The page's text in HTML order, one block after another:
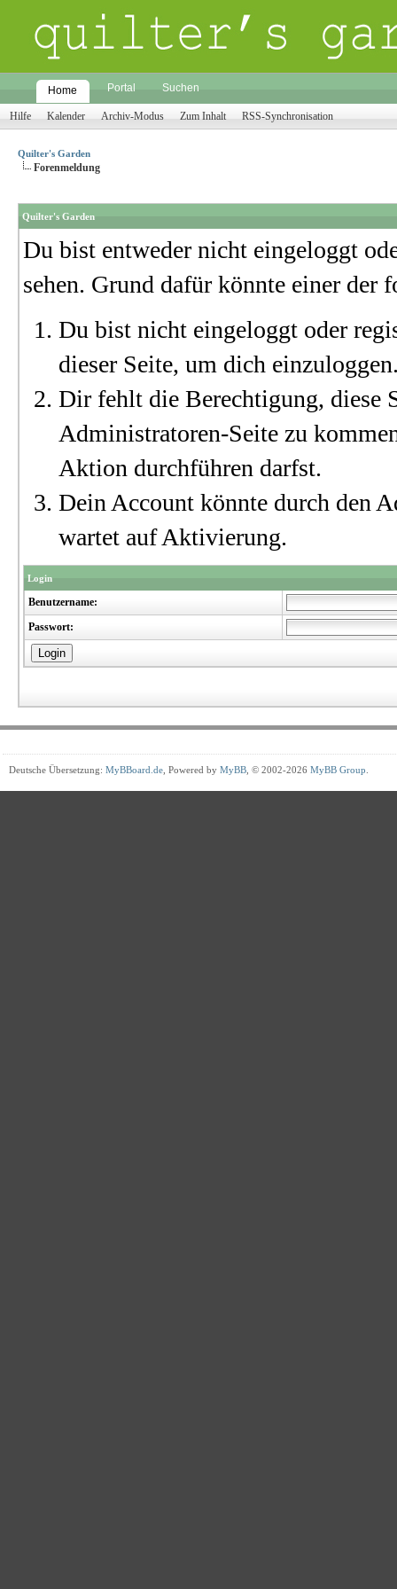
Home Portal Suchen
Hilfe Kalender Archiv-Modus Zum Inhalt RSS-Synchronisation
Quilter's Garden
Forenmeldung
Quilter's Garden
Du bist entweder nicht eingeloggt
sehen. Grund dafür könnte einer der
Du bist nicht eingeloggt oder
dieser Seite, um dich
Dir fehlt die Berechtigung, diese
Administratoren-Seite zu
Aktion durchführen darfst.
Dein Account könnte durch den
wartet auf Aktivierung.
Login
Benutzername:
Passwort:
Deutsche Übersetzung: MyBBoard.de , Powered by MyBB , © 2002-2026 MyBB Group